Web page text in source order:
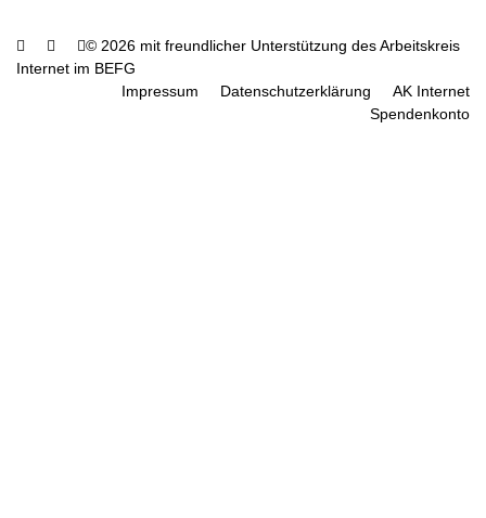
© 2026 mit freundlicher Unterstützung des Arbeitskreis
Internet im BEFG
Impressum
Datenschutzerklärung
AK Internet
Spendenkonto